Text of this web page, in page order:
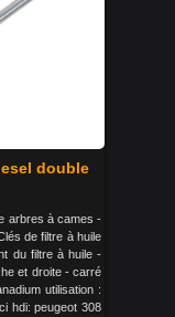
double
arbres à cames -
de filtre à huile
du filtre à huile -
et droite - carré
utilisation :
hdi: peugeot 308